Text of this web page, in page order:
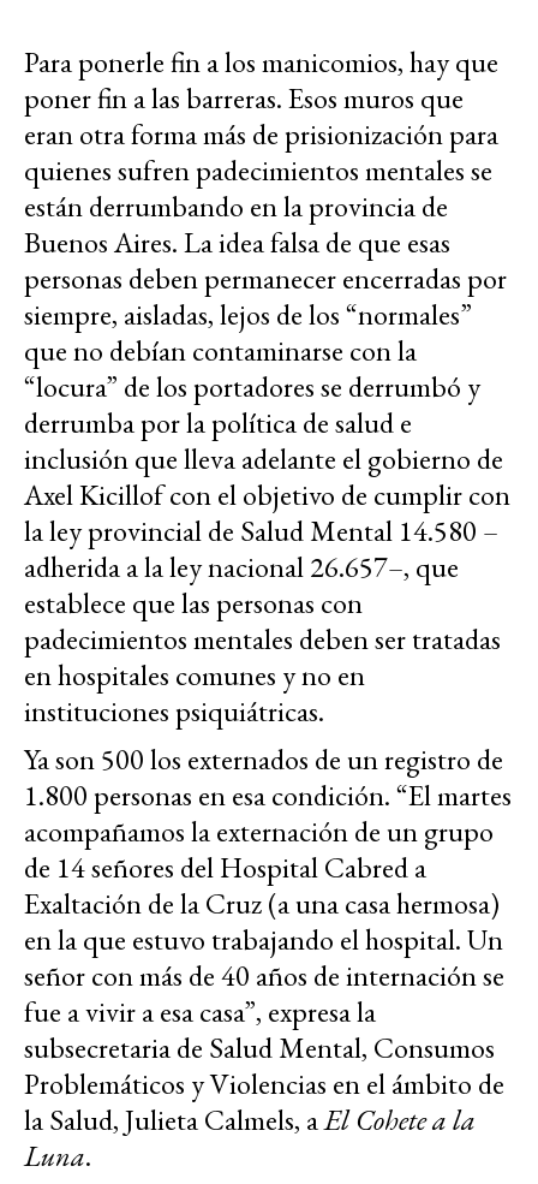
Para ponerle fin a los manicomios, hay que
poner fin a las barreras. Esos muros que
eran otra forma más de prisionización para
quienes sufren padecimientos mentales se
están derrumbando en la provincia de
Buenos Aires. La idea falsa de que esas
personas deben permanecer encerradas por
siempre, aisladas, lejos de los “normales”
que no debían contaminarse con la
“locura” de los portadores se derrumbó y
derrumba por la política de salud e
inclusión que lleva adelante el gobierno de
Axel Kicillof con el objetivo de cumplir con
la ley provincial de Salud Mental 14.580 –
adherida a la ley nacional 26.657–, que
establece que las personas con
padecimientos mentales deben ser tratadas
en hospitales comunes y no en
instituciones psiquiátricas.
Ya son 500 los externados de un registro de
1.800 personas en esa condición. “El martes
acompañamos la externación de un grupo
de 14 señores del Hospital Cabred a
Exaltación de la Cruz (a una casa hermosa)
en la que estuvo trabajando el hospital. Un
señor con más de 40 años de internación se
fue a vivir a esa casa”, expresa la
subsecretaria de Salud Mental, Consumos
Problemáticos y Violencias en el ámbito de
la Salud, Julieta Calmels, aEl Cohete a la
Luna.